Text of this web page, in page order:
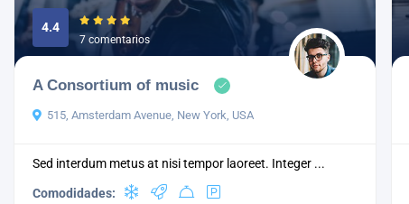
4.4
7 comentarios
A Consortium of music
515, Amsterdam Avenue, New York, USA
Sed interdum metus at nisi tempor laoreet. Integer ...
Comodidades: